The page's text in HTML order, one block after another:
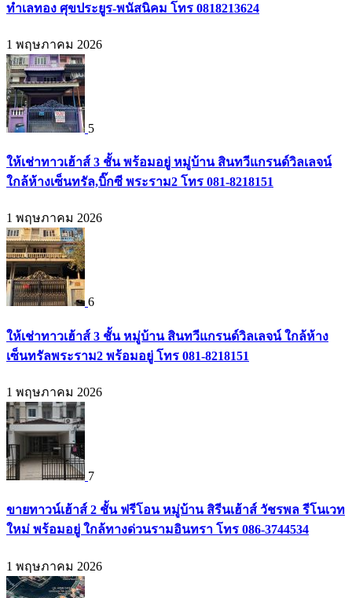
ทำเลทอง ศุขประยูร-พนัสนิคม โทร 0818213624
1 พฤษภาคม 2026
5
ให้เช่าทาวเฮ้าส์ 3 ชั้น พร้อมอยู่ หมู่บ้าน สินทวีแกรนด์วิลเลจน์
ใกล้ห้างเซ็นทรัล,บิ๊กซี พระราม2 โทร 081-8218151
1 พฤษภาคม 2026
6
ให้เช่าทาวเฮ้าส์ 3 ชั้น หมู่บ้าน สินทวีแกรนด์วิลเลจน์ ใกล้ห้าง
เซ็นทรัลพระราม2 พร้อมอยู่ โทร 081-8218151
1 พฤษภาคม 2026
7
ขายทาวน์เฮ้าส์ 2 ชั้น ฟรีโอน หมู่บ้าน สิรีนเฮ้าส์ วัชรพล รีโนเวท
ใหม่ พร้อมอยู่ ใกล้ทางด่วนรามอินทรา โทร 086-3744534
1 พฤษภาคม 2026